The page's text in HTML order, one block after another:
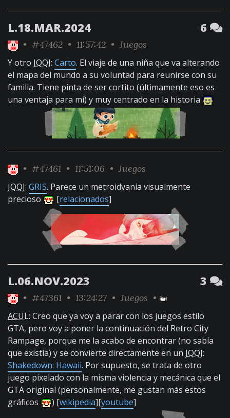
L.18.MAR.2024 6
• #47462 • 11:57:42 • Juegos
Y otro JQQJ: Carto. El viaje de una niña que va alterando
el mapa del mundo a su voluntad para reunirse con su
familia. Tiene pinta de ser cortito (últimamente eso es
una ventaja para mí) y muy centrado en la historia
• #47461 • 11:51:06 • Juegos
JQQJ: GRIS. Parece un metroidvania visualmente
precioso
[relacionados]
L.06.NOV.2023 3
• #47361 • 13:24:27 • Juegos •
ACUL: Creo que ya voy a parar con los juegos estilo
GTA, pero voy a poner la continuación del Retro City
Rampage, porque me la acabo de encontrar (no sabía
que existía) y se convierte directamente en un JQQJ:
Shakedown: Hawaii. Por supuesto, se trata de otro
juego pixelado con la misma violencia y mecánica que el
GTA original (personalmente, me gustan más estos
gráficos
) [wikipedia][youtube]